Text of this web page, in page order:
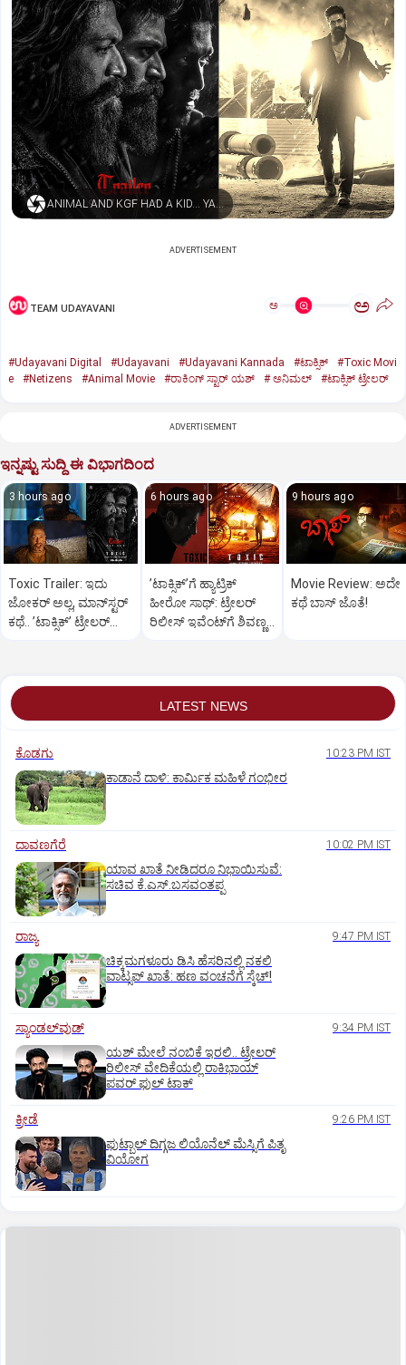
ANIMAL AND KGF HAD A KID… YASH NAMED HIM TOXIC
ADVERTISEMENT
TEAM UDAYAVANI ಅ ಅ
#Udayavani Digital #Udayavani #Udayavani Kannada #ಟಾಕ್ಸಿಕ್‌
#Toxic Movi
e
#Netizens #Animal Movie #ರಾಕಿಂಗ್‌ ಸ್ಟಾರ್‌ ಯಶ್ #‌ ಅನಿಮಲ್‌ #ಟಾಕ್ಸಿಕ್‌ ಟ್ರೇಲರ್‌
ADVERTISEMENT
ಇನ್ನಷ್ಟು ಸುದ್ದಿ ಈ ವಿಭಾಗದಿಂದ
3 hours ago
Toxic Trailer: ಇದು
ಜೋಕರ್‌ ಅಲ್ಲ, ಮಾನ್‌ಸ್ಟರ್‌
ಕಥೆ.. ʼಟಾಕ್ಸಿಕ್‌ʼ ಟ್ರೇಲರ್‌
6 hours ago
ʼಟಾಕ್ಸಿಕ್‌ʼಗೆ ಹ್ಯಾಟ್ರಿಕ್‌
ಹೀರೋ ಸಾಥ್:‌ ಟ್ರೇಲರ್‌
ರಿಲೀಸ್‌ ಇವೆಂಟ್‌ಗೆ ಶಿವಣ್ಣ
9 hours ago
Movie Review: ಅದೇ
ಕಥೆ ಬಾಸ್‌ ಜೊತೆ!
LATEST NEWS
ಕೊಡಗು 10:23 PM IST
ಕಾಡಾನೆ ದಾಳಿ: ಕಾರ್ಮಿಕ ಮಹಿಳೆ ಗಂಭೀರ
ದಾವಣಗೆರೆ 10:02 PM IST
ಯಾವ ಖಾತೆ ನೀಡಿದರೂ ನಿಭಾಯಿಸುವೆ:
ಸಚಿವ ಕೆ.ಎಸ್.ಬಸವಂತಪ್ಪ
ರಾಜ್ಯ 9:47 PM IST
ಚಿಕ್ಕಮಗಳೂರು ಡಿಸಿ ಹೆಸರಿನಲ್ಲಿ ನಕಲಿ
ವಾಟ್ಸಪ್ ಖಾತೆ: ಹಣ ವಂಚನೆಗೆ ಸ್ಕೆಚ್!
ಸ್ಯಾಂಡಲ್‌ವುಡ್‌ 9:34 PM IST
ಯಶ್‌ ಮೇಲೆ ನಂಬಿಕೆ ಇರಲಿ.. ಟ್ರೇಲರ್‌
ರಿಲೀಸ್‌ ವೇದಿಕೆಯಲ್ಲಿ ರಾಕಿಭಾಯ್‌
ಪವರ್‌ ಫುಲ್‌ ಟಾಕ್
ಕ್ರೀಡೆ 9:26 PM IST
ಫುಟ್ಬಾಲ್ ದಿಗ್ಗಜ ಲಿಯೊನೆಲ್‌ ಮೆಸ್ಸಿಗೆ ಪಿತೃ
ವಿಯೋಗ